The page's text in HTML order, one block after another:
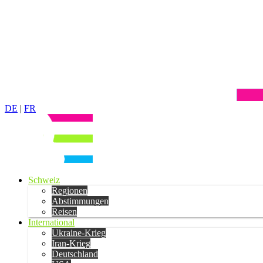
DE | FR
Schweiz
Regionen
Abstimmungen
Reisen
International
Ukraine-Krieg
Iran-Krieg
Deutschland